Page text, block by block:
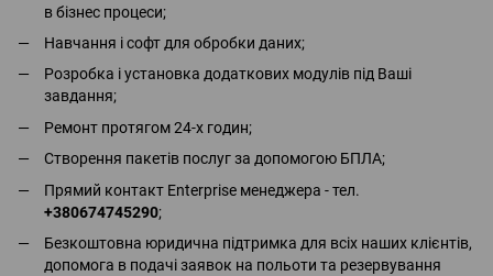
в бізнес процеси;
Навчання і софт для обробки даних;
Розробка і установка додаткових модулів під Ваші
завдання;
Ремонт протягом 24-х годин;
Створення пакетів послуг за допомогою БПЛА;
Прямий контакт Enterprise менеджера - тел.
+380674745290;
Безкоштовна юридична підтримка для всіх наших клієнтів,
допомога в подачі заявок на польоти та резервування